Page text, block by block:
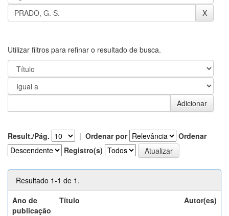
Utilizar filtros para refinar o resultado de busca.
Result./Pág. | Ordenar por
Ordenar
Registro(s)
Resultado 1-1 de 1.
Ano de
publicação
Título Autor(es)